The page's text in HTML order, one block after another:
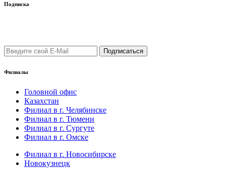
Подписка
Филиалы
Головной офис
Казахстан
Филиал в г. Челябинске
Филиал в г. Тюмени
Филиал в г. Сургуте
Филиал в г. Омске
Филиал в г. Новосибирске
Новокузнецк